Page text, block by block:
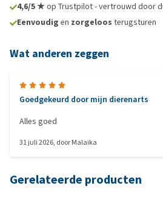
4,6/5 ★op Trustpilot - vertrouwd door
Eenvoudig en zorgeloos terugsturen
Wat anderen zeggen
Goedgekeurd door mijn dierenarts
Alles goed
31 juli 2026, doorMalaika
Gerelateerde producten